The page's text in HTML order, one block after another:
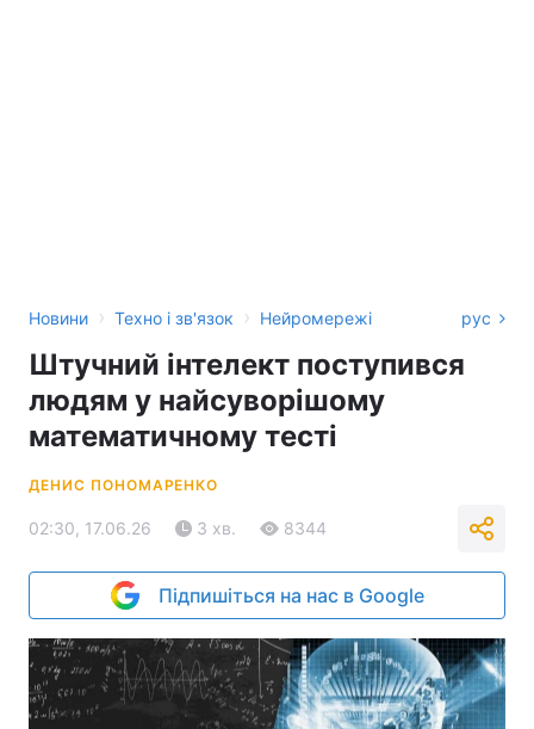
Новини › Техно і зв'язок › Нейромережі рус
Штучний інтелект поступився
людям у найсуворішому
математичному тесті
ДЕНИС ПОНОМАРЕНКО
02:30, 17.06.26 3 хв. 8344
Підпишіться на нас в Google